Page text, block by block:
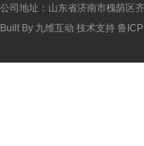
公司地址：山东省济南市槐荫区
Built By 九维互动 技术支持 鲁